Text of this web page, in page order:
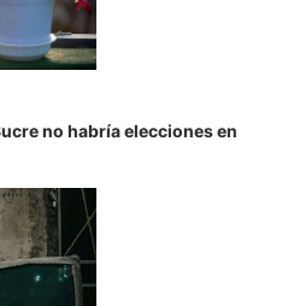
no habría elecciones en